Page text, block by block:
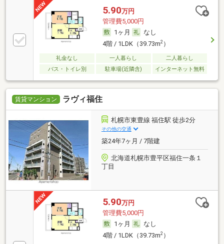
5.90万円
管理費5,000円
1ヶ月
なし
4階 / 1LDK（39.73m2）
礼金なし 一人暮らし
二人暮らし
バス・トイレ別
駐車場(近隣含) インターネット無料
賃貸マンション ラヴィ福住
札幌市東豊線 福住駅 徒歩2分
その他の交通
築24年7ヶ月 / 7階建
北海道札幌市豊平区福住一条１
丁目
5.90万円
管理費5,000円
1ヶ月
なし
4階 / 1LDK（39.73m2）